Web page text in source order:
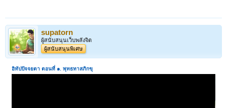
supatorn
ผู้สนับสนุนเว็บพลังจิต
ผู้สนับสนุนพิเศษ
อิทัปปัจจยตา ตอนที่ ๑.พุทธทาสภิกขุ